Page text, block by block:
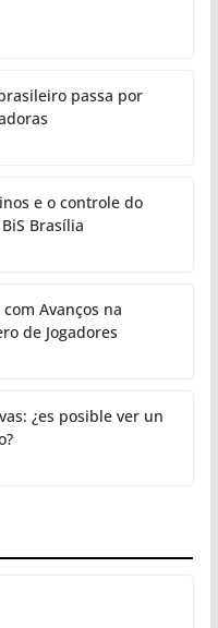
passa por
e o controle do
Brasília
Avanços na
de Jogadores
¿es posible ver un